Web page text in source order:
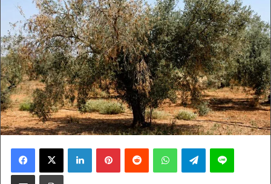
Facebook
X LinkedInPinterestReddit WhatsAppTelegramLine
Compartir por correo electrónicoImprimir